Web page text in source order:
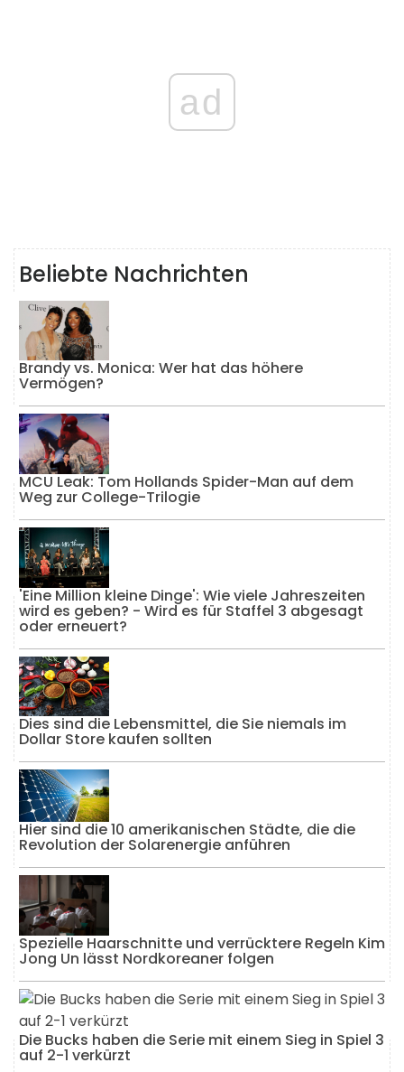
ad
Beliebte Nachrichten
Brandy vs. Monica: Wer hat das höhere
Vermögen?
MCU Leak: Tom Hollands Spider-Man auf dem
Weg zur College-Trilogie
'Eine Million kleine Dinge': Wie viele Jahreszeiten
wird es geben? - Wird es für Staffel 3 abgesagt
oder erneuert?
Dies sind die Lebensmittel, die Sie niemals im
Dollar Store kaufen sollten
Hier sind die 10 amerikanischen Städte, die die
Revolution der Solarenergie anführen
Spezielle Haarschnitte und verrücktere Regeln Kim
Jong Un lässt Nordkoreaner folgen
Die Bucks haben die Serie mit einem Sieg in Spiel 3
auf 2-1 verkürzt